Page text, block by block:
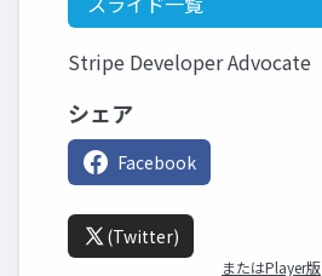
Stripe Developer Advocate
シェア
Facebook
(Twitter)
またはPlayer版